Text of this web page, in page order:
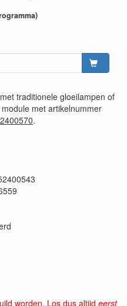
traditionele gloeilampen of
met artikelnummer
.
worden. Los dus altijd eerst